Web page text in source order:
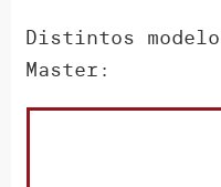
Distintos
Master: